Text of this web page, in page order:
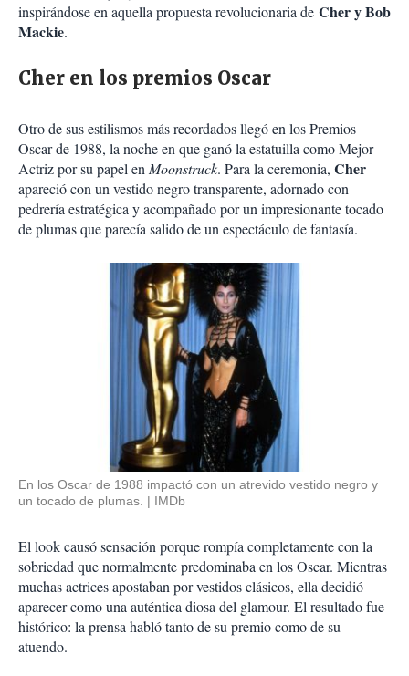
inspirándose en aquella propuesta revolucionaria de Cher y Bob
Mackie.
Cher en los premios Oscar
Otro de sus estilismos más recordados llegó en los Premios
Oscar de 1988, la noche en que ganó la estatuilla como Mejor
Actriz por su papel enMoonstruck. Para la ceremonia, Cher
apareció con un vestido negro transparente, adornado con
pedrería estratégica y acompañado por un impresionante tocado
de plumas que parecía salido de un espectáculo de fantasía.
En los Oscar de 1988 impactó con un atrevido vestido negro y
un tocado de plumas.
IMDb
El look causó sensación porque rompía completamente con la
sobriedad que normalmente predominaba en los Oscar. Mientras
muchas actrices apostaban por vestidos clásicos, ella decidió
aparecer como una auténtica diosa del glamour. El resultado fue
histórico: la prensa habló tanto de su premio como de su
atuendo.